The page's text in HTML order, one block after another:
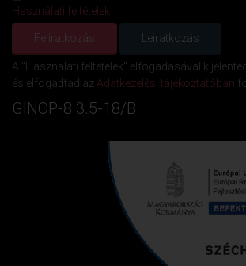
Használati feltételek
A "Használati feltételek" elfogadásával
és elfogadtad az Adatkezelési tájékoztatóban
GINOP-8.3.5-18/B